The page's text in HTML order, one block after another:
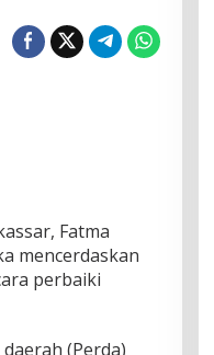
Fatma
mencerdaskan
perbaiki
(Perda)